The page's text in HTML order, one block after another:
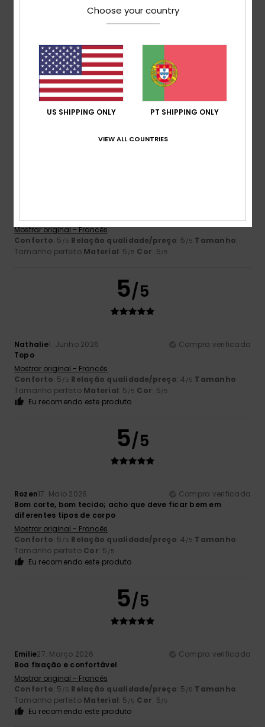
5/5
Doreen8. Julho 2026
Está certo
Mostrar original - Alemão
Conforto: 5/5 Relação qualidade/preço: 3/5 Material
4
Mostrar original - Francês
Conforto: 5 /5 Relação qualidade/preço: 5 /5 Tamanho:
Tamanho perfeito Material: 5 /5 Cor: 5/5
5/5
Nathalie1. Junho 2026
Compra verificada
Topo
Mostrar original - Francês
Conforto: 5 /5 Relação qualidade/preço: 4 /5 Tamanho:
Tamanho perfeito Material: 5 /5 Cor: 5/5
Eu recomendo este produto
5/5
Rozen17. Maio 2026
Compra verificada
Bom corte, bom tecido; acho que deve ficar bem em
diferentes tipos de corpo
Mostrar original - Francês
Conforto: 5 /5 Relação qualidade/preço: 4 /5 Tamanho:
Tamanho perfeito Cor: 5 /5
Eu recomendo este produto
5/5
Emilie27. Março 2026
Compra verificada
Boa fixação e confortável
Mostrar original - Francês
Conforto: 5 /5 Relação qualidade/preço: 5 /5 Tamanho:
Tamanho perfeito Material: 5 /5 Cor: 5/5
Eu recomendo este produto
Choose your country
US SHIPPING ONLY PT SHIPPING ONLY
VIEW ALL COUNTRIES